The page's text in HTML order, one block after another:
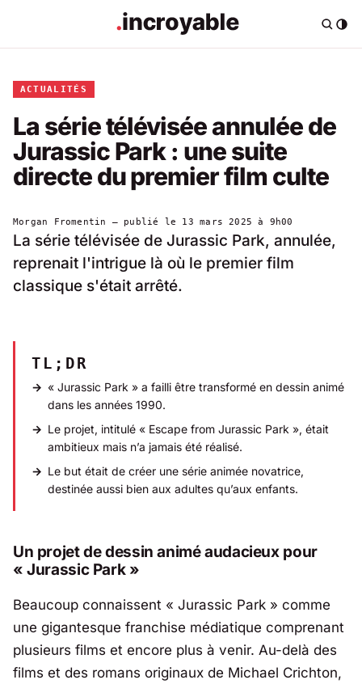
ACTUALITÉS
La série télévisée annulée de
Jurassic Park : une suite
directe du premier film culte
Morgan Fromentin — publié le 13 mars 2025 à 9h00
La série télévisée de Jurassic Park, annulée,
reprenait l'intrigue là où le premier film
classique s'était arrêté.
TL;DR
« Jurassic Park » a failli être transformé en dessin animé
dans les années 1990.
Le projet, intitulé « Escape from Jurassic Park », était
ambitieux mais n’a jamais été réalisé.
Le but était de créer une série animée novatrice,
destinée aussi bien aux adultes qu’aux enfants.
Un projet de dessin animé audacieux pour
« Jurassic Park »
Beaucoup connaissent « Jurassic Park » comme
une gigantesque franchise médiatique comprenant
plusieurs films et encore plus à venir. Au-delà des
films et des romans originaux de Michael Crichton,